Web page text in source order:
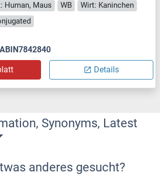
Human, Maus WB
Wirt: Kaninchen
Details
Synonyms, Latest
anderes gesucht?